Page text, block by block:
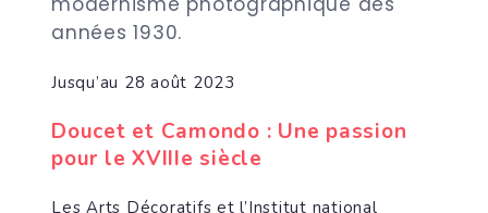
années 1930.
Jusqu’au 28 août 2023
Doucet et Camondo : Une passion
pour le XVIIIe siècle
Les Arts Décoratifs et l’Institut national